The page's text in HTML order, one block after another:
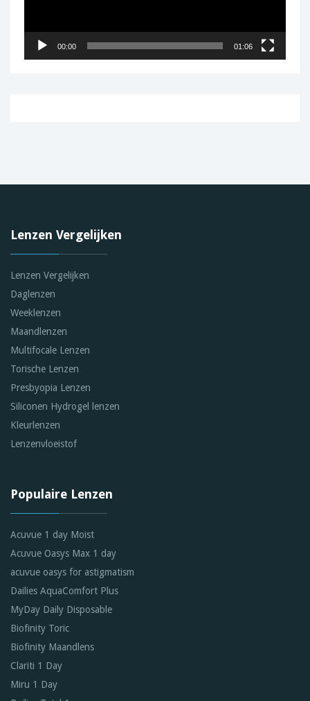
00:00 01:06
Lenzen Vergelijken
Lenzen Vergelijken
Daglenzen
Weeklenzen
Maandlenzen
Multifocale Lenzen
Torische Lenzen
Presbyopia Lenzen
Siliconen Hydrogel lenzen
Kleurlenzen
Lenzenvloeistof
Populaire Lenzen
Acuvue 1 day Moist
Acuvue Oasys Max 1 day
acuvue oasys for astigmatism
Dailies AquaComfort Plus
MyDay Daily Disposable
Biofinity Toric
Biofinity Maandlens
Clariti 1 Day
Miru 1 Day